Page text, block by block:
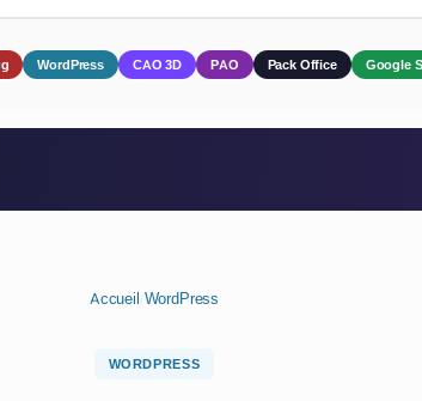
WordPress CAO 3D PAO Pack Office Google
Accueil WordPress
WORDPRESS